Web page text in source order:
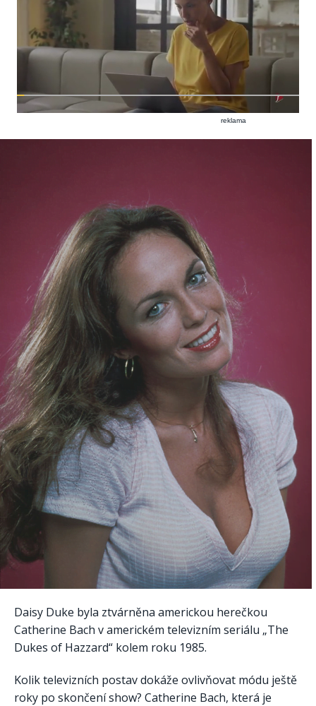
reklama
Daisy Duke byla ztvárněna americkou herečkou
Catherine Bach v americkém televizním seriálu „The
Dukes of Hazzard“ kolem roku 1985.
Kolik televizních postav dokáže ovlivňovat módu ještě
roky po skončení show? Catherine Bach, která je